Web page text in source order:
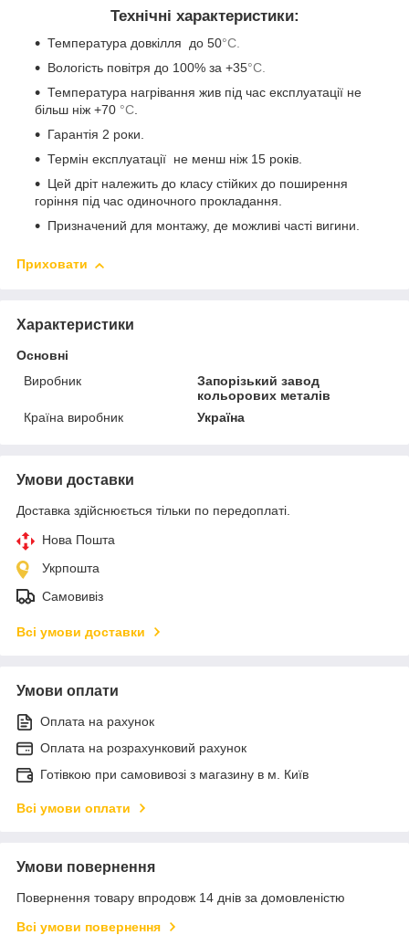
Технічні характеристики:
Температура довкілля до 50°С.
Вологість повітря до 100% за +35°С.
Температура нагрівання жив під час експлуатації не
більш ніж +70 °С.
Гарантія 2 роки.
Термін експлуатації не менш ніж 15 років.
Цей дріт належить до класу стійких до поширення
горіння під час одиночного прокладання.
Призначений для монтажу, де можливі часті вигини.
Приховати
Характеристики
Основні
Виробник
Запорізький завод
кольорових металів
Країна виробник
Україна
Умови доставки
Доставка здійснюється тільки по передоплаті.
Нова Пошта
Укрпошта
Самовивіз
Всі умови доставки
Умови оплати
Оплата на рахунок
Оплата на розрахунковий рахунок
Готівкою при самовивозі з магазину в м. Київ
Всі умови оплати
Умови повернення
Повернення товару впродовж 14 днів за домовленістю
Всі умови повернення